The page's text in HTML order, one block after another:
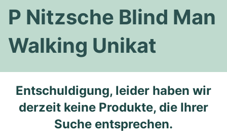
Top-Modelle
Omega
Alle Omega Modelle
Top-Modelle
Patek Philippe
Alle Patek Philippe Modelle
Cartier
Certified Pre-Owned
Uhr verkaufen
Tiffany
Louis Vuitton
Van Cleef & Arpels
Neuzugänge
P Nitzsche Blind Man
Walking Unikat
Entschuldigung, leider haben wir
derzeit keine Produkte, die Ihrer
Suche entsprechen.